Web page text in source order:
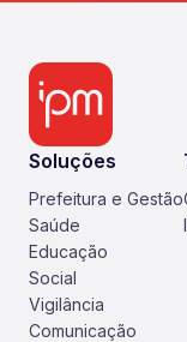
Soluções
Prefeitura e Gestão
Saúde
Educação
Social
Vigilância
Comunicação